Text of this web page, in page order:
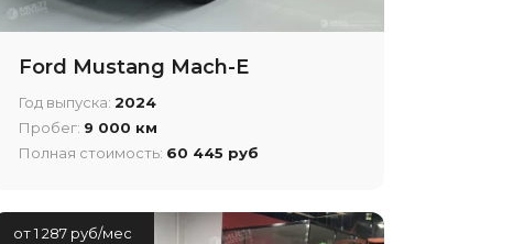
Ford Mustang Mach-E
Год выпуска:2024
Пробег: 9 000 км
Полная стоимость: 60 445 руб
от 1 287 руб/мес